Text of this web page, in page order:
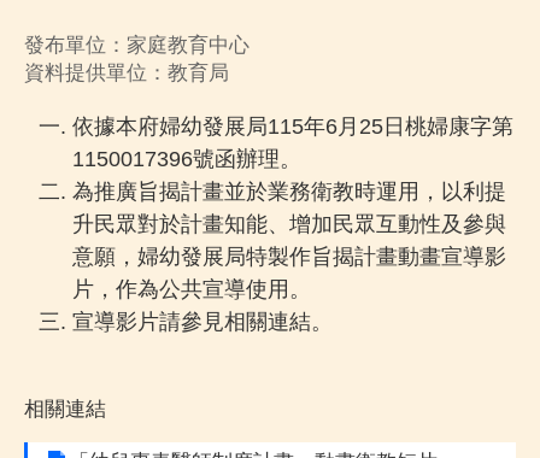
發布單位：家庭教育中心
資料提供單位：教育局
依據本府婦幼發展局115年6月25日桃婦康字第
1150017396號函辦理。
為推廣旨揭計畫並於業務衛教時運用，以利提
升民眾對於計畫知能、增加民眾互動性及參與
意願，婦幼發展局特製作旨揭計畫動畫宣導影
片，作為公共宣導使用。
宣導影片請參見相關連結。
相關連結